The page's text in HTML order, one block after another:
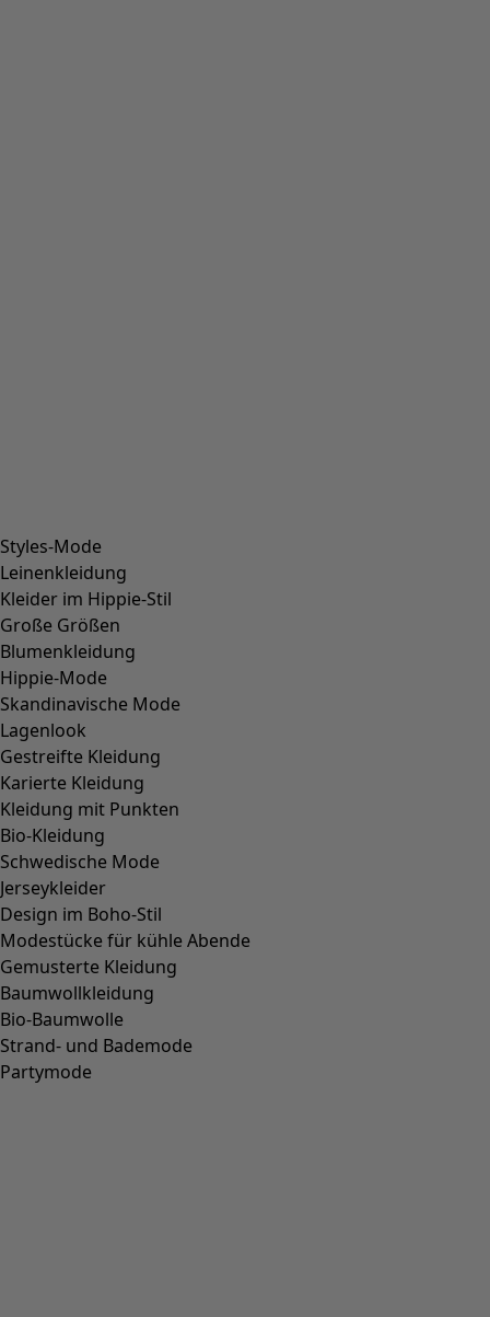
Styles-Mode
Leinenkleidung
Kleider im Hippie-Stil
Große Größen
Blumenkleidung
Hippie-Mode
Skandinavische Mode
Lagenlook
Gestreifte Kleidung
Karierte Kleidung
Kleidung mit Punkten
Bio-Kleidung
Schwedische Mode
Jerseykleider
Design im Boho-Stil
Modestücke für kühle Abende
Gemusterte Kleidung
Baumwollkleidung
Bio-Baumwolle
Strand- und Bademode
Partymode